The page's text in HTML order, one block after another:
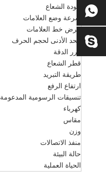
جودة الشعاع
سرعة وضع العلامات
عرض خط العلامات
الحد الأدنى لحجم الحرف
كرر الدقة
قطر الشعاع
طريقة التبريد
ارتفاع الرفع
تنسيقات الرسومية المدعومة
كهرباء
مقاس
وزن
منفذ الاتصالات
حالة البيئة
الحياة العملية